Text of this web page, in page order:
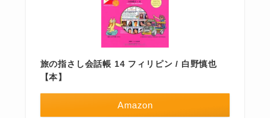
旅の指さし会話帳 14 フィリピン / 白野慎也
【本】
Amazon